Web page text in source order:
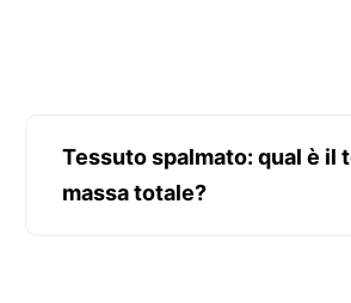
Tessuto spalmato: qual è il
massa totale?